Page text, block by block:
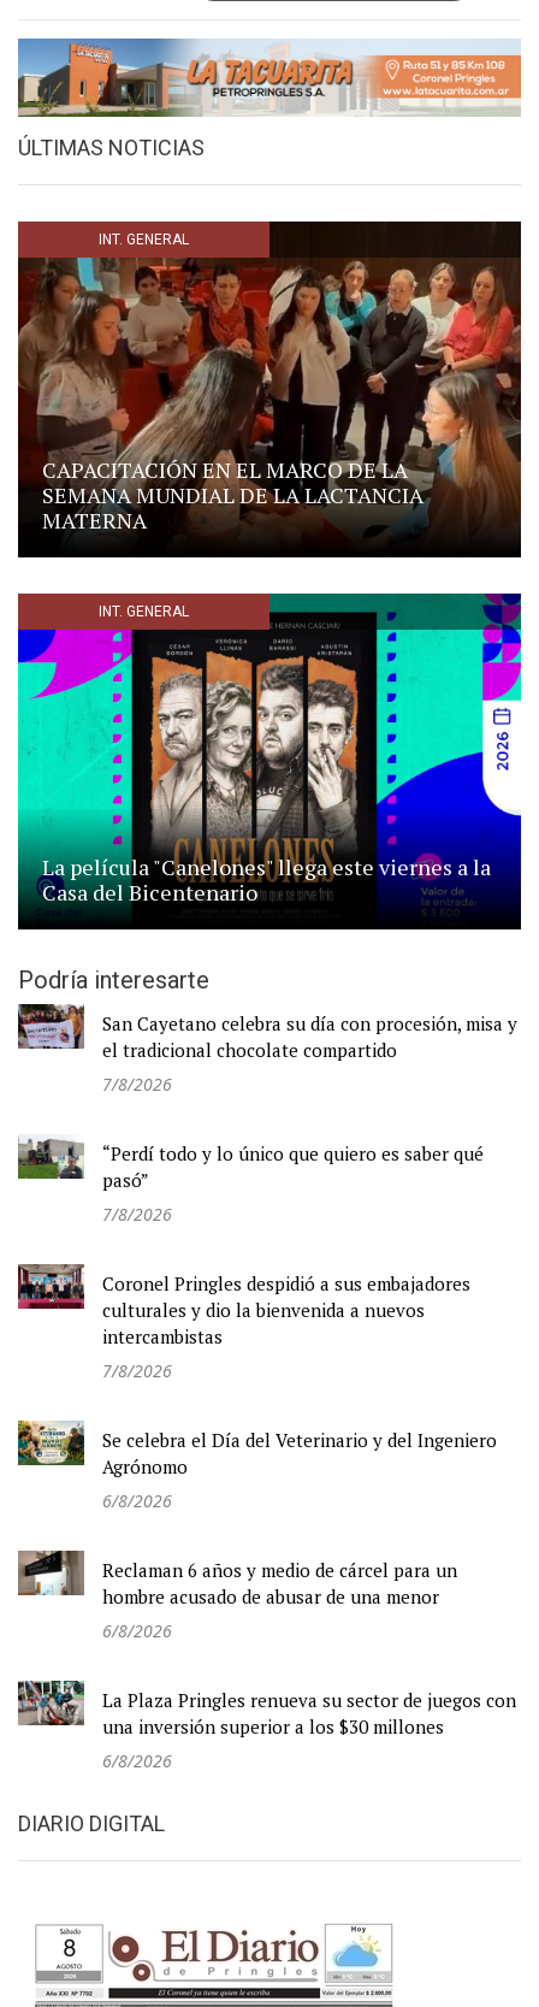
ÚLTIMAS NOTICIAS
INT. GENERAL
CAPACITACIÓN EN EL MARCO DE LA
SEMANA MUNDIAL DE LA LACTANCIA
MATERNA
INT. GENERAL
La película "Canelones" llega este viernes a la
Casa del Bicentenario
Podría interesarte
San Cayetano celebra su día con procesión, misa y
el tradicional chocolate compartido
7/8/2026
“Perdí todo y lo único que quiero es saber qué
pasó”
7/8/2026
Coronel Pringles despidió a sus embajadores
culturales y dio la bienvenida a nuevos
intercambistas
7/8/2026
Se celebra el Día del Veterinario y del Ingeniero
Agrónomo
6/8/2026
Reclaman 6 años y medio de cárcel para un
hombre acusado de abusar de una menor
6/8/2026
La Plaza Pringles renueva su sector de juegos con
una inversión superior a los $30 millones
6/8/2026
DIARIO DIGITAL